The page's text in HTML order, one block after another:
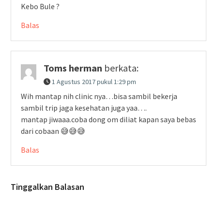
Kebo Bule ?
Balas
Toms herman berkata:
1 Agustus 2017 pukul 1:29 pm
Wih mantap nih clinic nya…bisa sambil bekerja
sambil trip jaga kesehatan juga yaa….
mantap jiwaaa.coba dong om diliat kapan saya bebas
dari cobaan 😅😅😅
Balas
Tinggalkan Balasan